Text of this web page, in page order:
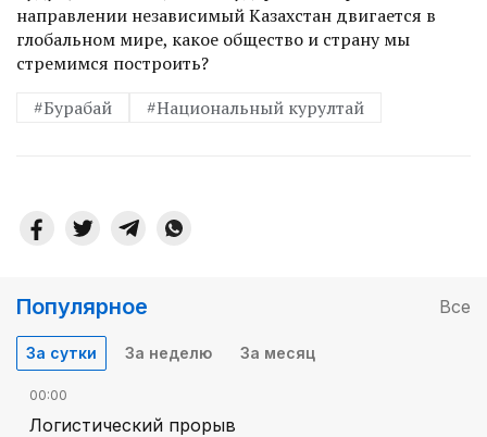
направлении независимый Казахстан двигается в
глобальном мире, какое общество и страну мы
стремимся построить?
#Бурабай
#Национальный курултай
Популярное Все
За сутки За неделю За месяц
00:00
Логистический прорыв